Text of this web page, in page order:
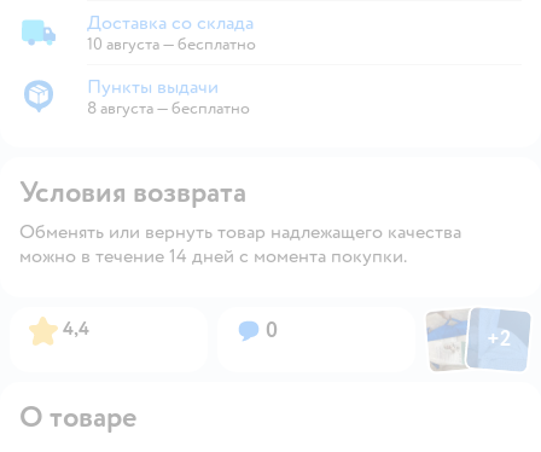
Доставка со склада
Доставка со склада
10 августа—бесплатно
Пункты выдачи
Пункты выдачи
8 августа—бесплатно
Условия возврата
Обменять или вернуть товар надлежащего качества
можно в течение 14 дней с момента покупки.
Рейтинг:
4,4 Вопросов:
0 ФотоФото
+2
О товаре